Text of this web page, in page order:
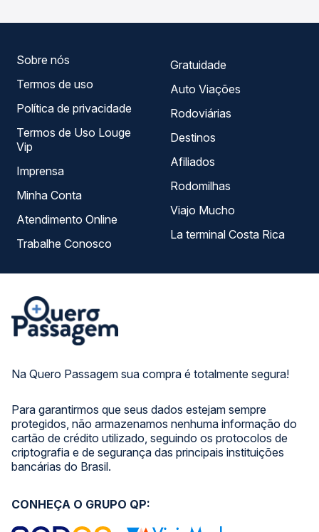
Na Quero Passagem sua compra é totalmente segura!
Para garantirmos que seus dados estejam sempre
protegidos, não armazenamos nenhuma informação do
cartão de crédito utilizado, seguindo os protocolos de
criptografia e de segurança das principais instituições
bancárias do Brasil.
Sobre nós
Termos de uso
Política de privacidade
Termos de Uso Louge
Vip
Imprensa
Minha Conta
Atendimento Online
Trabalhe Conosco
Gratuidade
Auto Viações
Rodoviárias
Destinos
Afiliados
Rodomilhas
Viajo Mucho
La terminal Costa Rica
CONHEÇA O GRUPO QP: